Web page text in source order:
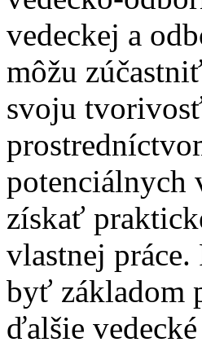
vedeckej a
môžu
svoju
potenciálnych
získať
vlastnej práce.
byť základom
ďalšie